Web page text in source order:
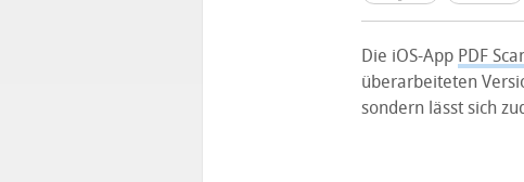
Die iOS-App PDF
überarbeiteten
sondern lässt sich